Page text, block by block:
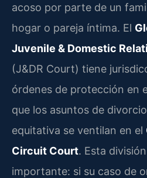
acoso por parte de un
hogar o pareja íntima. El
Juvenile & Domestic
(J&DR Court) tiene
órdenes de protección en
que los asuntos de
equitativa se ventilan en el
Circuit Court. Esta
importante: si su caso de